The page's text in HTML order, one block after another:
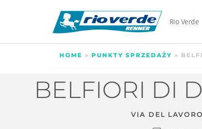
Rio Verde
HOME » PUNKTY SPRZEDAŻY »
BELFIORI DI
VIA DEL